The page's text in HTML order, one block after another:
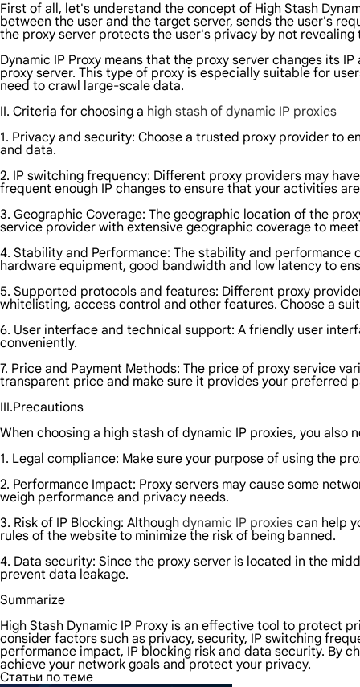
First of all, let's understand the concept of High Stash
between the user and the target server, sends the user's
the proxy server protects the user's privacy by not
Dynamic IP Proxy means that the proxy server changes its
proxy server. This type of proxy is especially suitable for
need to crawl large-scale data.
II. Criteria for choosing a high stash of dynamic IP proxies
1. Privacy and security: Choose a trusted proxy provider to
and data.
2. IP switching frequency: Different proxy providers may
frequent enough IP changes to ensure that your activities
3. Geographic Coverage: The geographic location of the
service provider with extensive geographic coverage to
4. Stability and Performance: The stability and
hardware equipment, good bandwidth and low latency to
5. Supported protocols and features: Different proxy
whitelisting, access control and other features. Choose a
6. User interface and technical support: A friendly user
conveniently.
7. Price and Payment Methods: The price of proxy service
transparent price and make sure it provides your preferred
III.Precautions
When choosing a high stash of dynamic IP proxies, you
1. Legal compliance: Make sure your purpose of using the
2. Performance Impact: Proxy servers may cause some
weigh performance and privacy needs.
3. Risk of IP Blocking: Although dynamic IP proxies can help
rules of the website to minimize the risk of being banned.
4. Data security: Since the proxy server is located in the
prevent data leakage.
Summarize
High Stash Dynamic IP Proxy is an effective tool to protect
consider factors such as privacy, security, IP switching
performance impact, IP blocking risk and data security. By
achieve your network goals and protect your privacy.
Статьи по теме